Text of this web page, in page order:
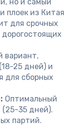
плоек из Китая
для срочных
вариант,
25 дней) и
для сборных
Оптимальный
(25-35 дней).
партий.